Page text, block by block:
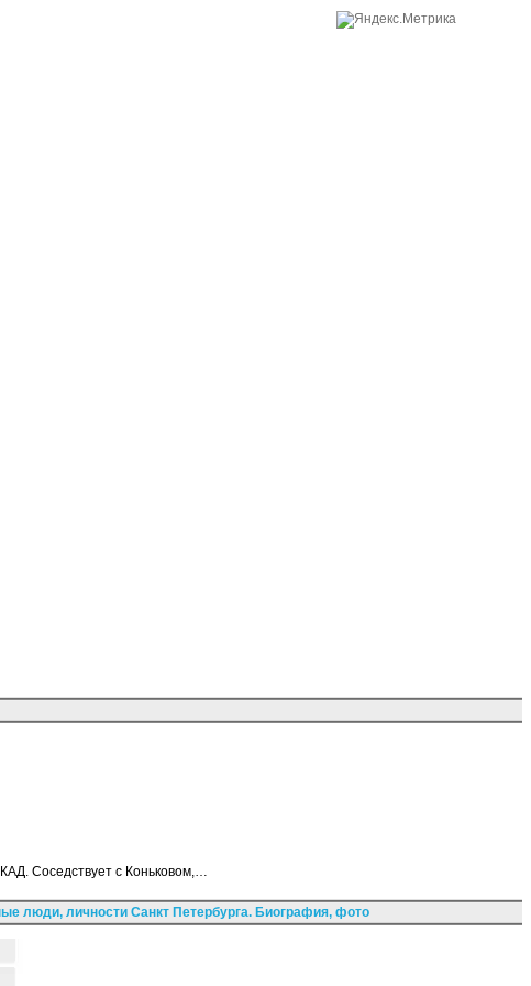
Соседствует с Коньковом,…
люди, личности Санкт Петербурга. Биография, фото